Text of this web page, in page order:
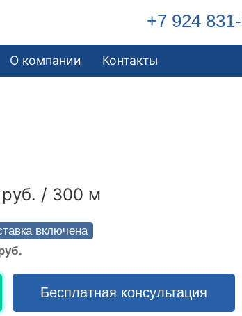
+7 924
О компании Контакты
руб. / 300 м
включена
Бесплатная консультация